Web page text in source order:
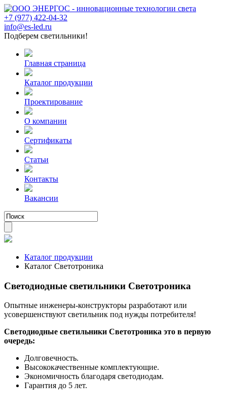
+7 (977) 422-04-32
info@es-led.ru
Подберем светильники!
Главная страница
Каталог продукции
Проектирование
О компании
Сертификаты
Статьи
Контакты
Вакансии
Каталог продукции
Каталог Светотроника
Светодиодные светильники Светотроника
Опытные инженеры-конструкторы разработают или
усовершенствуют светильник под нужды потребителя!
Светодиодные светильники Светотроника это в первую
очередь:
Долговечность.
Высококачественные комплектующие.
Экономичность благодаря светодиодам.
Гарантия до 5 лет.